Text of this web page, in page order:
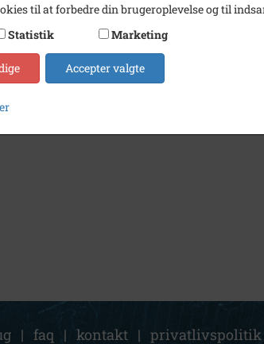
| faq | kontakt | privatlivspolitik
til at forbedre din brugeroplevelse og til
Statistik Marketing
Accepter valgte